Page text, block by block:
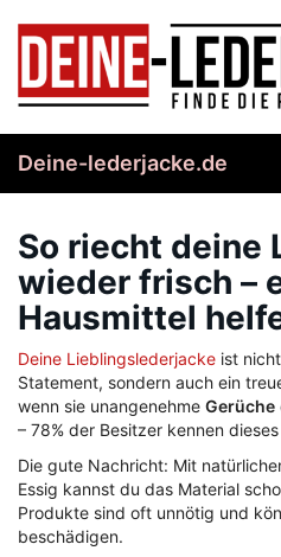
content
Deine-lederjacke.de
So riecht deine
wieder frisch –
Hausmittel
Deine Lieblingslederjacke ist
Statement, sondern auch ein
wenn sie unangenehme Gerüche
– 78% der Besitzer kennen
Die gute Nachricht: Mit
Essig kannst du das Material
Produkte sind oft unnötig und
beschädigen.